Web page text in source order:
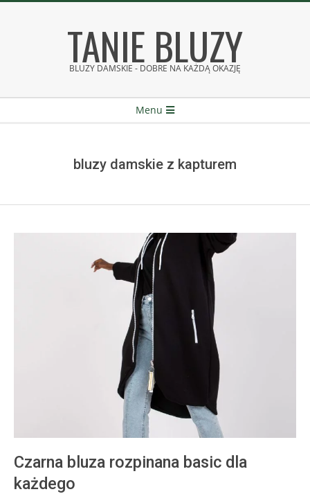
TANIE BLUZY
BLUZY DAMSKIE - DOBRE NA KAŻDĄ OKAZJĘ
Menu
bluzy damskie z kapturem
Czarna bluza rozpinana basic dla
każdego